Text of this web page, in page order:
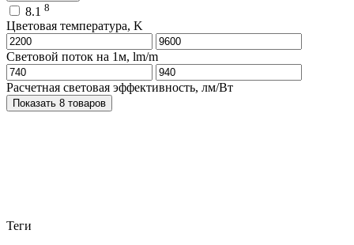
8.1 8
Цветовая температура, K
Световой поток на 1м, lm/m
Расчетная световая эффективность, лм/Вт
Показать 8 товаров
Теги